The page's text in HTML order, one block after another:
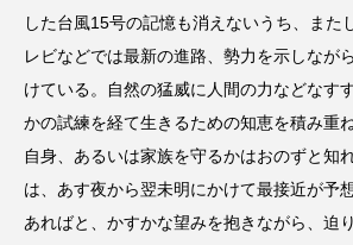
した台風15号の記憶も消えないうち、ま
レビなどでは最新の進路、勢力を示しなが
けている。自然の猛威に人間の力などなす
かの試練を経て生きるための知恵を積み重
自身、あるいは家族を守るかはおのずと知
は、あす夜から翌未明にかけて最接近が予
あればと、かすかな望みを抱きながら、迫